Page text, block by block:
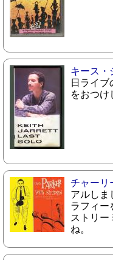
キース・
日ライ
をおつけ
チャーリ
アルしま
ラフィー
ストリー
ね。